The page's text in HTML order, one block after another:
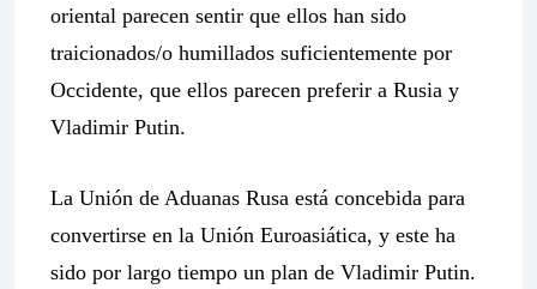
oriental parecen sentir que ellos han sido
traicionados/o humillados suficientemente por
Occidente, que ellos parecen preferir a Rusia y
Vladimir Putin.
La Unión de Aduanas Rusa está concebida para
convertirse en la Unión Euroasiática, y este ha
sido por largo tiempo un plan de Vladimir Putin.